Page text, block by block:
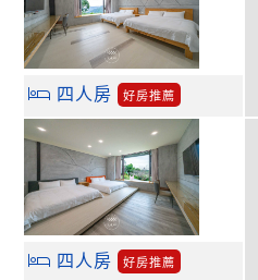
四人房
好房推薦
四人房
好房推薦